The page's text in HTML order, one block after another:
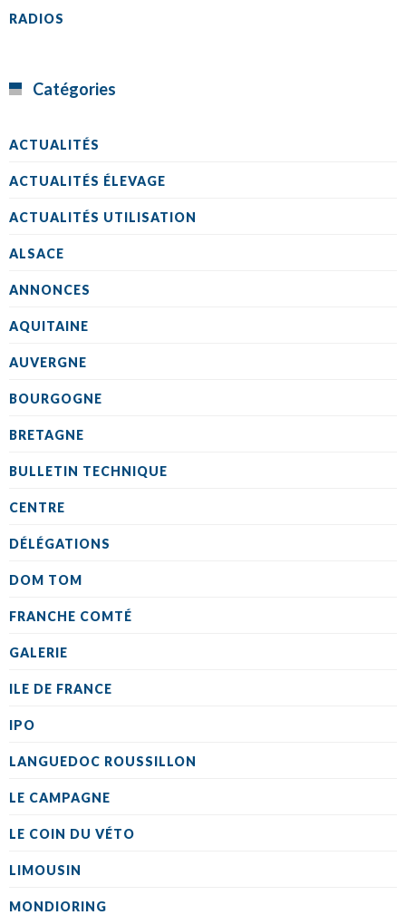
RADIOS
Catégories
ACTUALITÉS
ACTUALITÉS ÉLEVAGE
ACTUALITÉS UTILISATION
ALSACE
ANNONCES
AQUITAINE
AUVERGNE
BOURGOGNE
BRETAGNE
BULLETIN TECHNIQUE
CENTRE
DÉLÉGATIONS
DOM TOM
FRANCHE COMTÉ
GALERIE
ILE DE FRANCE
IPO
LANGUEDOC ROUSSILLON
LE CAMPAGNE
LE COIN DU VÉTO
LIMOUSIN
MONDIORING